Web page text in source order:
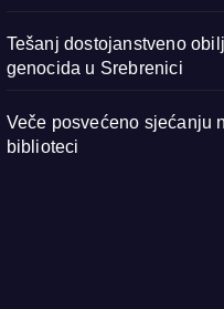
Tešanj dostojanstveno
genocida u Srebrenici
Veče posvećeno sjećanju
biblioteci